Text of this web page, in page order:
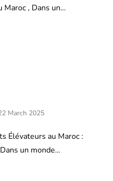
Maroc , Dans un…
March 2025
Élévateurs au Maroc :
un monde…